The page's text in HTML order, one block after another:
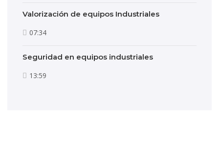
Valorización de equipos Industriales
07:34
Seguridad en equipos industriales
13:59